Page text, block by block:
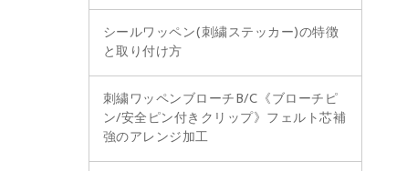
シールワッペン(刺繍ステッカー)の特徴
と取り付け方
刺繍ワッペンブローチB/C《ブローチピ
ン/安全ピン付きクリップ》フェルト芯補
強のアレンジ加工